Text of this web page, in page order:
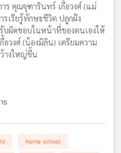
าร คุณจุฑารินทร์ เกื้อวงศ์ (แม่
รเรียรู้ทักษะชีวิต ปลูกฝัง
บผิดชอบในหน้าที่ของตนเองให้
วงศ์ (น้องมิลิน) เตรียมความ
างใหญ่ขึ้น
ร
ง
home school